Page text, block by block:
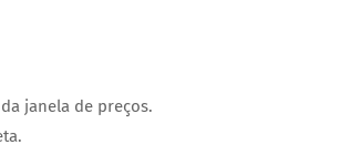
janela de preços.